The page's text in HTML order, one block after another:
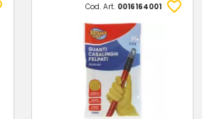
Cod. Art. 0016164001